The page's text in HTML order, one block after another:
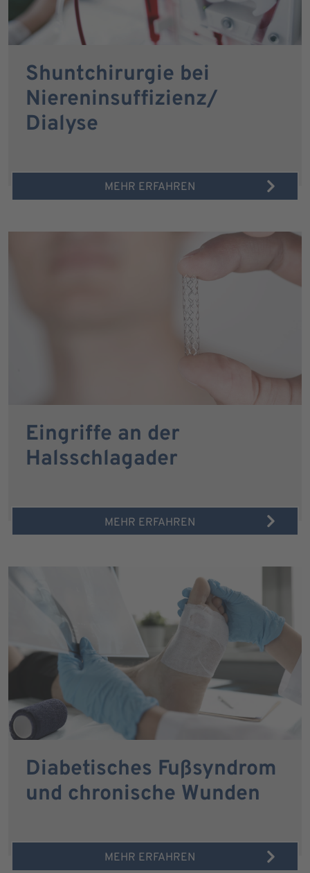
Shuntchirurgie bei
Niereninsuffizienz/
Dialyse
MEHR ERFAHREN
Eingriffe an der
Halsschlagader
MEHR ERFAHREN
Diabetisches Fußsyndrom
und chronische Wunden
MEHR ERFAHREN